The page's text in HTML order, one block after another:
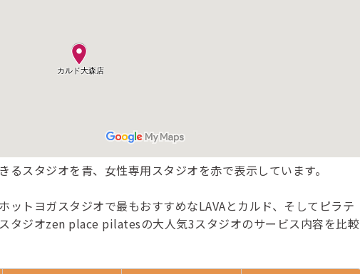
るスタジオを青、女性専用スタジオを赤で表示しています。
ットヨガスタジオで最もおすすめなLAVAとカルド、そしてピラテ
タジオzen place pilatesの大人気3スタジオのサービス内容を比較